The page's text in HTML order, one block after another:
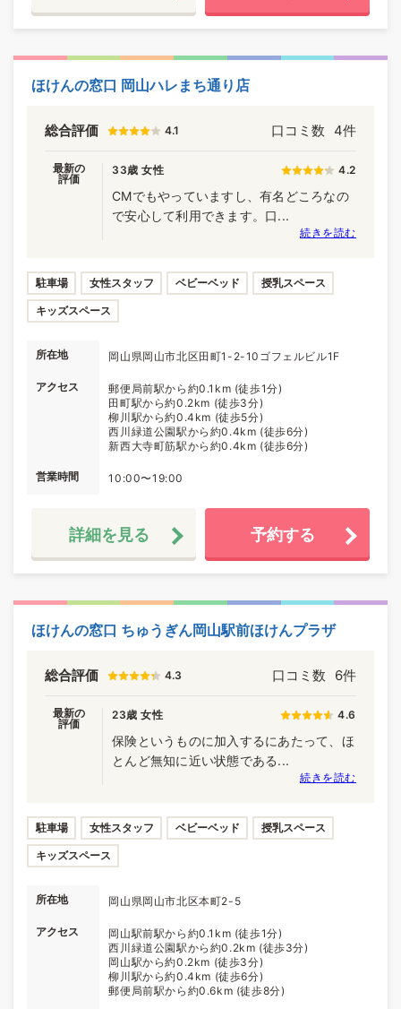
ほけんの窓口 岡山ハレまち通り店
総合評価 4.1 口コミ数 4件
最新の
評価
33歳 女性 4.2
CMでもやっていますし、有名どころなの
で安心して利用できます。口...
続きを読む
駐車場 女性スタッフ ベビーベッド 授乳スペース
キッズスペース
所在地 岡山県岡山市北区田町1-2-10ゴフェルビル1F
アクセス
郵便局前駅から約0.1km (徒歩1分)
田町駅から約0.2km (徒歩3分)
柳川駅から約0.4km (徒歩5分)
西川緑道公園駅から約0.4km (徒歩6分)
新西大寺町筋駅から約0.4km (徒歩6分)
営業時間 10:00〜19:00
詳細を見る 予約する
ほけんの窓口 ちゅうぎん岡山駅前ほけんプラザ
総合評価 4.3 口コミ数 6件
最新の
評価
23歳 女性 4.6
保険というものに加入するにあたって、ほ
とんど無知に近い状態である...
続きを読む
駐車場 女性スタッフ ベビーベッド 授乳スペース
キッズスペース
所在地 岡山県岡山市北区本町2-5
アクセス
岡山駅前駅から約0.1km (徒歩1分)
西川緑道公園駅から約0.2km (徒歩3分)
岡山駅から約0.2km (徒歩3分)
柳川駅から約0.4km (徒歩6分)
郵便局前駅から約0.6km (徒歩8分)